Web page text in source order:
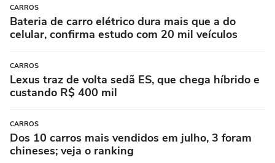
CARROS
Bateria de carro elétrico dura mais que a do
celular, confirma estudo com 20 mil veículos
CARROS
Lexus traz de volta sedã ES, que chega híbrido e
custando R$ 400 mil
CARROS
Dos 10 carros mais vendidos em julho, 3 foram
chineses; veja o ranking